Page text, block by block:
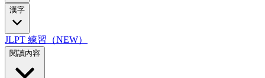
漢字
JLPT 練習（NEW）
閱讀內容